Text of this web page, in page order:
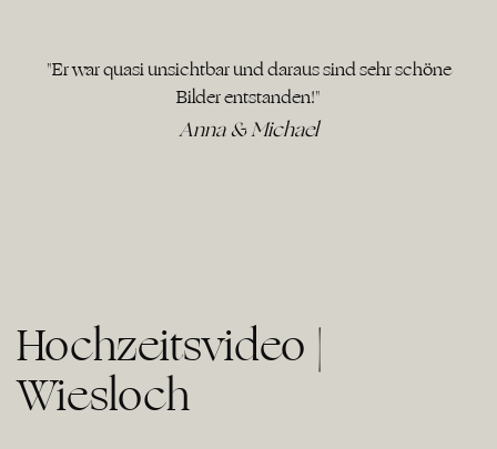
"Er war quasi unsichtbar und daraus sind sehr schöne
Bilder entstanden!"
Anna & Michael
Hochzeitsvideo |
Wiesloch